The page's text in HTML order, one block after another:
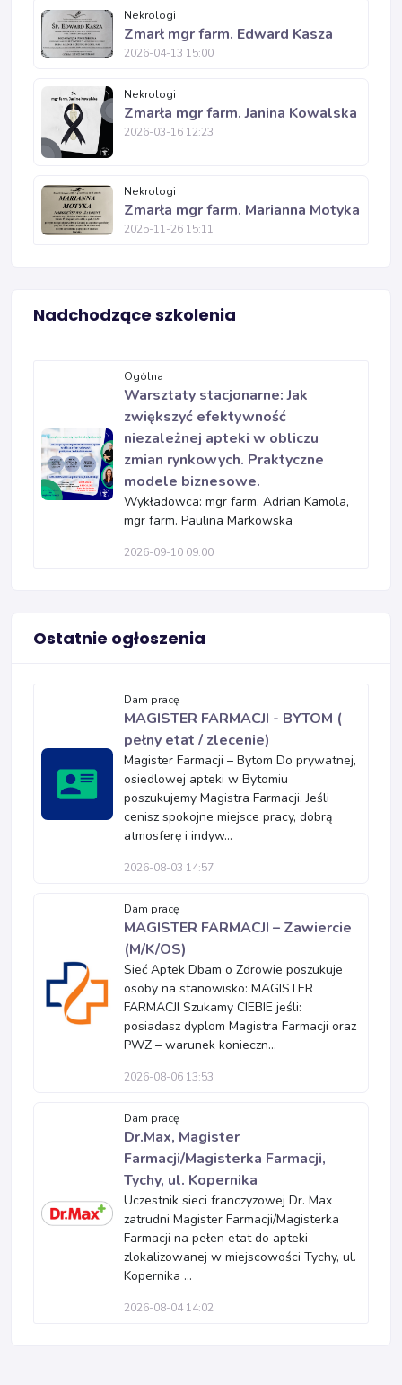
Nekrologi
Zmarł mgr farm. Edward Kasza
2026-04-13 15:00
Nekrologi
Zmarła mgr farm. Janina Kowalska
2026-03-16 12:23
Nekrologi
Zmarła mgr farm. Marianna Motyka
2025-11-26 15:11
Nadchodzące szkolenia
Ogólna
Warsztaty stacjonarne: Jak
zwiększyć efektywność
niezależnej apteki w obliczu
zmian rynkowych. Praktyczne
modele biznesowe.
Wykładowca: mgr farm. Adrian Kamola,
mgr farm. Paulina Markowska
2026-09-10 09:00
Ostatnie ogłoszenia
Dam pracę
MAGISTER FARMACJI - BYTOM (
pełny etat / zlecenie)
Magister Farmacji – Bytom Do prywatnej,
osiedlowej apteki w Bytomiu
poszukujemy Magistra Farmacji. Jeśli
cenisz spokojne miejsce pracy, dobrą
atmosferę i indyw...
2026-08-03 14:57
Dam pracę
MAGISTER FARMACJI – Zawiercie
(M/K/OS)
Sieć Aptek Dbam o Zdrowie poszukuje
osoby na stanowisko: MAGISTER
FARMACJI Szukamy CIEBIE jeśli:
posiadasz dyplom Magistra Farmacji oraz
PWZ – warunek konieczn...
2026-08-06 13:53
Dam pracę
Dr.Max, Magister
Farmacji/Magisterka Farmacji,
Tychy, ul. Kopernika
Uczestnik sieci franczyzowej Dr. Max
zatrudni Magister Farmacji/Magisterka
Farmacji na pełen etat do apteki
zlokalizowanej w miejscowości Tychy, ul.
Kopernika ...
2026-08-04 14:02